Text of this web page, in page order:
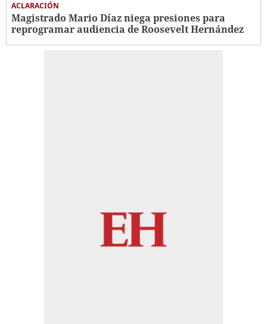
ACLARACIÓN
Magistrado Mario Díaz niega presiones para
reprogramar audiencia de Roosevelt Hernández